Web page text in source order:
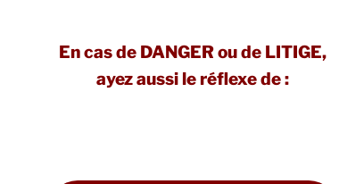
En cas de DANGER ou de LITIGE,
ayez aussi le réflexe de :